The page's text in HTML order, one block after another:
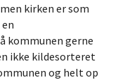
kirken er som
kommunen gerne
ikke kildesorteret
og helt op